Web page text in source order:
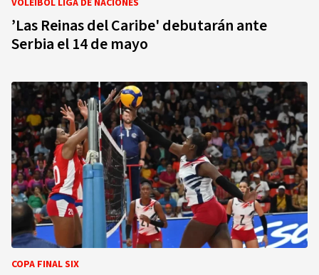
VOLEIBOL LIGA DE NACIONES
’Las Reinas del Caribe' debutarán ante
Serbia el 14 de mayo
COPA FINAL SIX